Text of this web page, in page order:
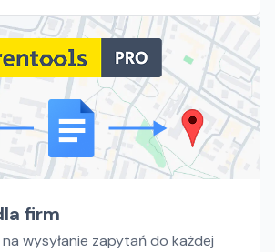
firm
wysyłanie zapytań do każdej